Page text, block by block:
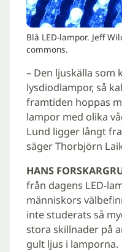
Blå LED-lampor. Jeff
commons.
– Den ljuskälla som
lysdiodlampor, så
framtiden hoppas
lampor med olika
Lund ligger långt
säger Thorbjörn
HANS
från dagens LED-
människors
inte studerats så
stora skillnader på
gult ljus i lamporna.